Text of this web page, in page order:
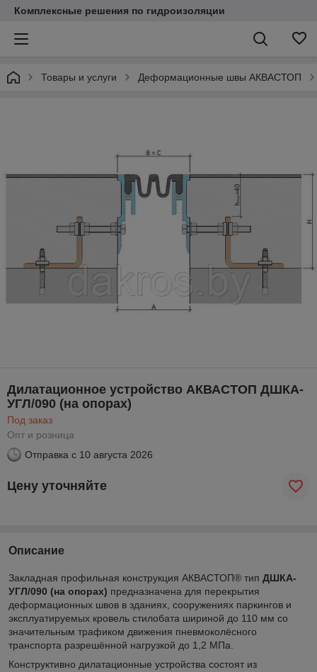
Комплексные решения по гидроизоляции
Товары и услуги Деформационные швы АКВАСТОП
Дилатационное устройство АКВАСТОП ДШКА-
УГЛ/090 (на опорах)
Под заказ
Опт и розница
Отправка с 10 августа 2026
Цену уточняйте
Описание
Закладная профильная конструкция АКВАСТОП® тип ДШКА-
УГЛ/090 (на опорах) предназначена для перекрытия
деформационных швов в зданиях, сооружениях паркингов и
эксплуатируемых кровель стилобата шириной до 110 мм со
значительным трафиком движения пневмоколёсного
транспорта разрешённой нагрузкой до 1,2 МПа.
Конструктивно дилатационные устройства состоят из